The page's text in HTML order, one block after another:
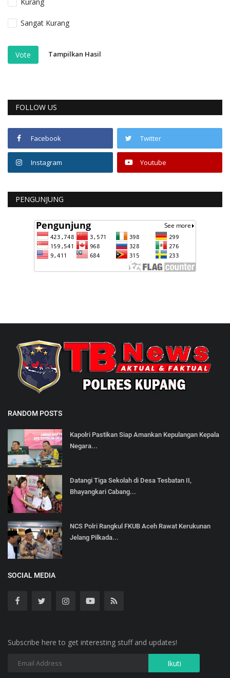
Sangat Kurang
Vote Tampilkan Hasil
FOLLOW US
Facebook Twitter
Instagram Youtube
PENGUNJUNG
RANDOM POSTS
Kapolri Pastikan Siap Amankan Kepulangan Kepala
Negara...
Datangi Tiga Sekolah di Desa Tesbatan II,
Bhayangkari Cabang...
NCS Polri Rangkul FKUB Aceh Rawat Kerukunan
Jelang Pilkada...
SOCIAL MEDIA
Subscribe here to get interesting stuff and updates!